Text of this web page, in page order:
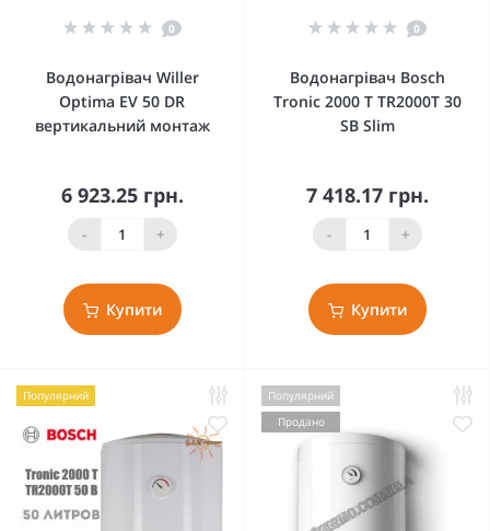
0
Водонагрівач Willer
Optima EV 50 DR
вертикальний монтаж
6 923.25 грн.
- +
Купити
0
Водонагрівач Bosch
Tronic 2000 T TR2000T 30
SB Slim
7 418.17 грн.
- +
Купити
Популярний
Популярний
Продано